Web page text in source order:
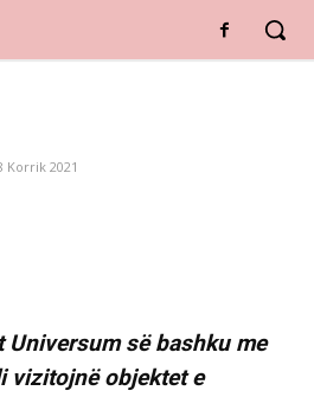
Korrik 2021
së bashku me
vizitojnë objektet e